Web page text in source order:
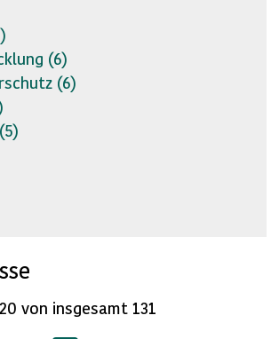
(6)
(6)
5)
von insgesamt 131